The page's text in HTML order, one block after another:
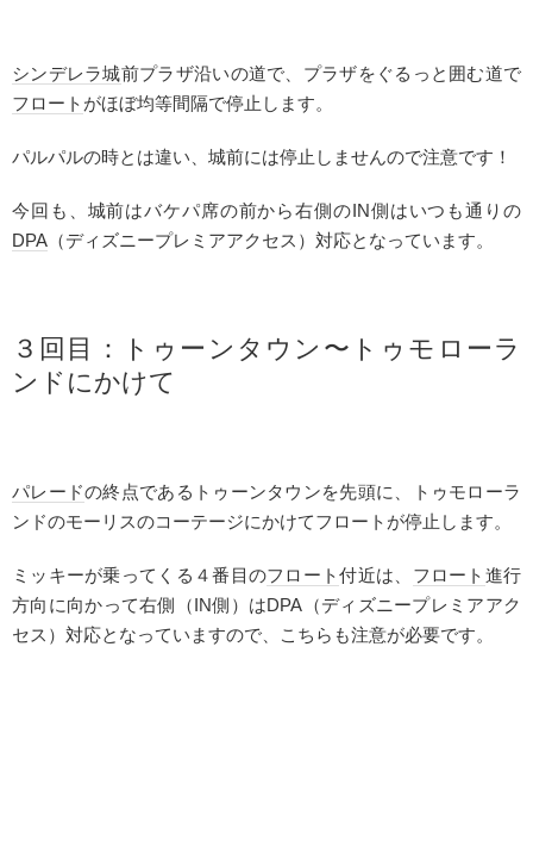
シンデレラ城前プラザ沿いの道で、プラザをぐるっと囲む道で
フロート がほぼ均等間隔で停止します。
パルパルの時とは違い、城前には停止しませんので注意です！
今回も、城前はバケパ席の前から右側のIN側はいつも通りの
DPA （ディズニープレミアアクセス）対応となっています。
３回目： トゥーンタウン 〜トゥモローラ
ンドにかけて
パレードの終点であるトゥーンタウンを先頭に、トゥモローラ
ンドのモーリスのコーテージにかけてフロートが停止します。
ミッキーが乗ってくる４番目のフロート付近は、 フロート 進行
方向に向かって右側（IN側）はDPA（ディズニープレミアアク
セス）対応となっていますので、こちらも注意が必要です。